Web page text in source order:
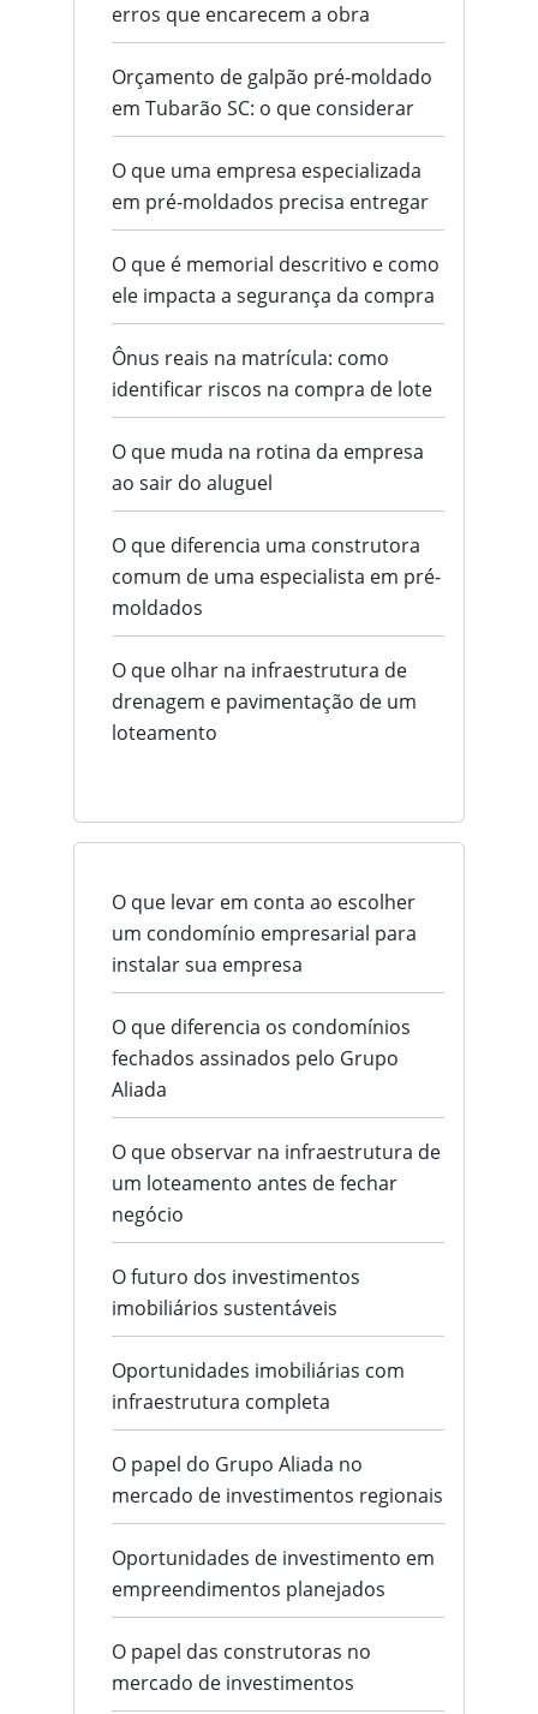
erros que encarecem a obra
Orçamento de galpão pré-moldado
em Tubarão SC: o que considerar
O que uma empresa especializada
em pré-moldados precisa entregar
O que é memorial descritivo e como
ele impacta a segurança da compra
Ônus reais na matrícula: como
identificar riscos na compra de lote
O que muda na rotina da empresa
ao sair do aluguel
O que diferencia uma construtora
comum de uma especialista em pré-
moldados
O que olhar na infraestrutura de
drenagem e pavimentação de um
loteamento
O que levar em conta ao escolher
um condomínio empresarial para
instalar sua empresa
O que diferencia os condomínios
fechados assinados pelo Grupo
Aliada
O que observar na infraestrutura de
um loteamento antes de fechar
negócio
O futuro dos investimentos
imobiliários sustentáveis
Oportunidades imobiliárias com
infraestrutura completa
O papel do Grupo Aliada no
mercado de investimentos regionais
Oportunidades de investimento em
empreendimentos planejados
O papel das construtoras no
mercado de investimentos